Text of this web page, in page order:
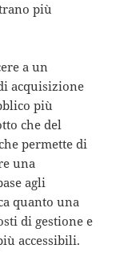
più
a un
acquisizione
più
che del
permette di
una
agli
quanto una
di gestione e
accessibili.